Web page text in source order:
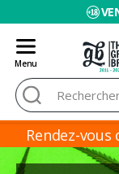
Menu
Rechercher :
Rendez-